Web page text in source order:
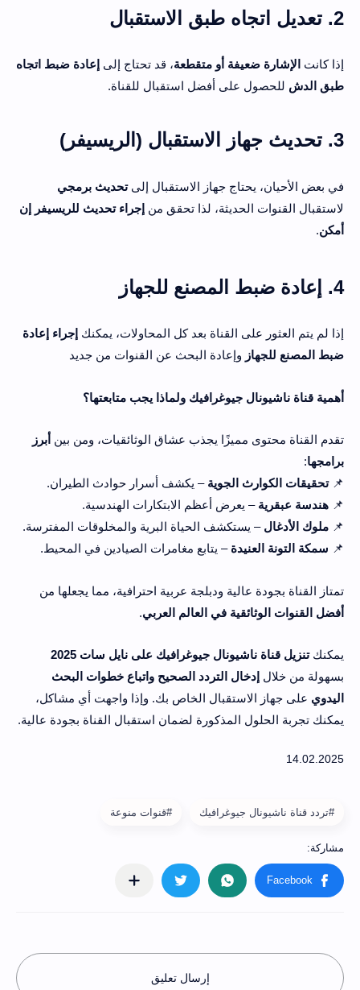
2. تعديل اتجاه طبق الاستقبال
إذا كانت الإشارة ضعيفة أو متقطعة، قد تحتاج إلى إعادة ضبط اتجاه
طبق الدش للحصول على أفضل استقبال للقناة.
3. تحديث جهاز الاستقبال (الريسيفر)
في بعض الأحيان، يحتاج جهاز الاستقبال إلىتحديث برمجي
لاستقبال القنوات الحديثة، لذا تحقق من إجراء تحديث للريسيفر إن
أمكن.
4. إعادة ضبط المصنع للجهاز
إذا لم يتم العثور على القناة بعد كل المحاولات، يمكنك إجراء إعادة
ضبط المصنع للجهاز وإعادة البحث عن القنوات من جديد
أهمية قناة ناشيونال جيوغرافيك ولماذا يجب متابعتها؟
تقدم القناة محتوى مميزًا يجذب عشاق الوثائقيات، ومن بين أبرز
برامجها:
📌تحقيقات الكوارث الجوية – يكشف أسرار حوادث الطيران.
📌 هندسة عبقرية – يعرض أعظم الابتكارات الهندسية.
📌 ملوك الأدغال – يستكشف الحياة البرية والمخلوقات المفترسة.
📌 سمكة التونة العنيدة – يتابع مغامرات الصيادين في المحيط.
تمتاز القناة بجودة عالية ودبلجة عربية احترافية، مما يجعلها من
أفضل القنوات الوثائقية في العالم العربي.
يمكنكتنزيل قناة ناشيونال جيوغرافيك على نايل سات 2025
بسهولة من خلال إدخال التردد الصحيح واتباع خطوات البحث
اليدوي على جهاز الاستقبال الخاص بك. وإذا واجهت أي مشاكل،
يمكنك تجربة الحلول المذكورة لضمان استقبال القناة بجودة عالية.
#تردد قناة ناشيونال جيوغرافيك #قنوات منوعة
إرسال تعليق